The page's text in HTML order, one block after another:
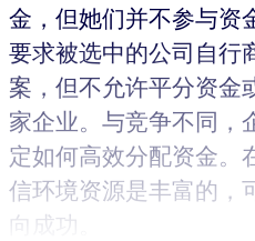
金，但她们并不参与资
要求被选中的公司自行
案，但不允许平分资金
家企业。与竞争不同，
定如何高效分配资金。
信环境资源是丰富的，
向成功。